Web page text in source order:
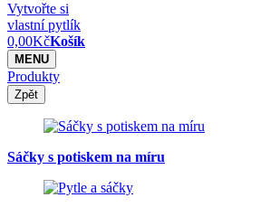
Vytvořte si
vlastní pytlík
0,00KčKošík
MENU
Produkty
Zpět
Sáčky s potiskem na míru